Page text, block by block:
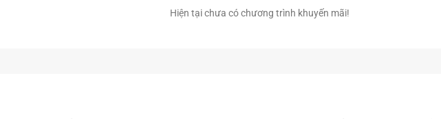
Hiện tại chưa có chương trình khuyến mãi!